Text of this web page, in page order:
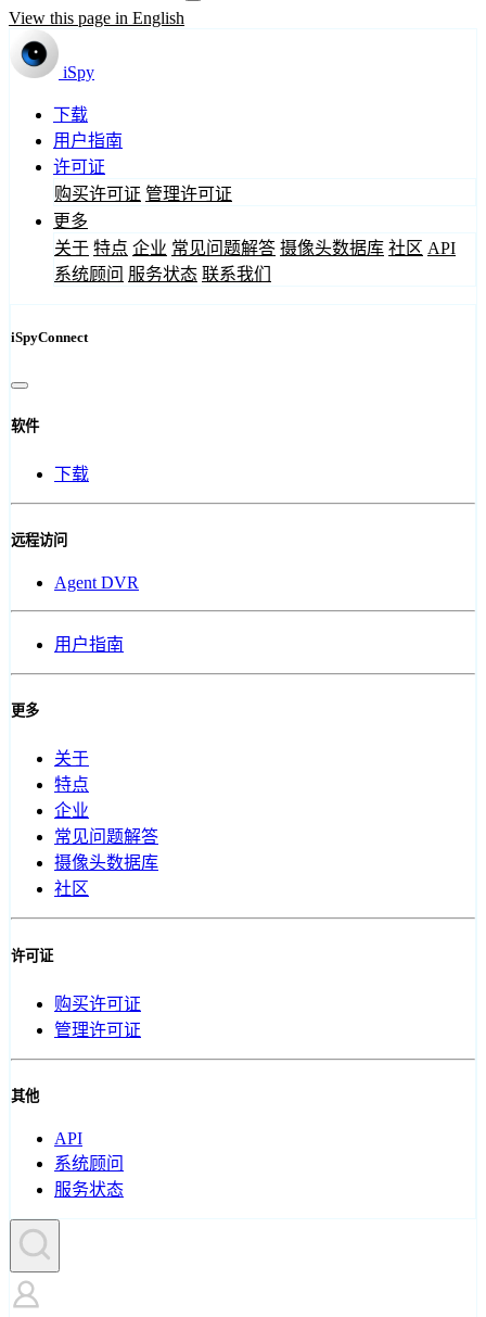
View this page in English
iSpy
下载
用户指南
许可证
购买许可证 管理许可证
更多
关于 特点 企业 常见问题解答 摄像头数据库 社区 API
系统顾问 服务状态 联系我们
iSpyConnect
软件
下载
远程访问
Agent DVR
用户指南
更多
关于
特点
企业
常见问题解答
摄像头数据库
社区
许可证
购买许可证
管理许可证
其他
API
系统顾问
服务状态